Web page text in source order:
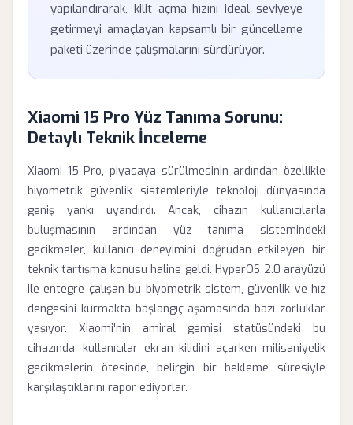
yapılandırarak, kilit açma hızını ideal seviyeye
getirmeyi amaçlayan kapsamlı bir güncelleme
paketi üzerinde çalışmalarını sürdürüyor.
Xiaomi 15 Pro Yüz Tanıma Sorunu:
Detaylı Teknik İnceleme
Xiaomi 15 Pro, piyasaya sürülmesinin ardından özellikle
biyometrik güvenlik sistemleriyle teknoloji dünyasında
geniş yankı uyandırdı. Ancak, cihazın kullanıcılarla
buluşmasının ardından yüz tanıma sistemindeki
gecikmeler, kullanıcı deneyimini doğrudan etkileyen bir
teknik tartışma konusu haline geldi. HyperOS 2.0 arayüzü
ile entegre çalışan bu biyometrik sistem, güvenlik ve hız
dengesini kurmakta başlangıç aşamasında bazı zorluklar
yaşıyor. Xiaomi'nin amiral gemisi statüsündeki bu
cihazında, kullanıcılar ekran kilidini açarken milisaniyelik
gecikmelerin ötesinde, belirgin bir bekleme süresiyle
karşılaştıklarını rapor ediyorlar.